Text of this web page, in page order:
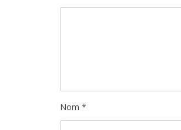
Nom *